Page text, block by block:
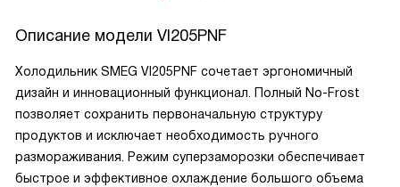
Описание модели VI205PNF
Холодильник SMEG VI205PNF сочетает эргономичный
дизайн и инновационный функционал. Полный No-Frost
позволяет сохранить первоначальную структуру
продуктов и исключает необходимость ручного
размораживания. Режим суперзаморозки обеспечивает
быстрое и эффективное охлаждение большого объема